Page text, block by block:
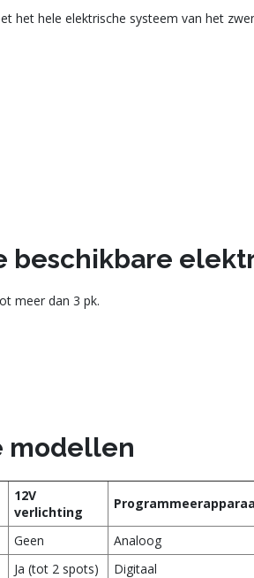
het hele elektrische systeem van het
beschikbare
meer dan 3 pk.
modellen
12V
verlichting
Geen Analoog
Ja (tot 2 spots) Digitaal